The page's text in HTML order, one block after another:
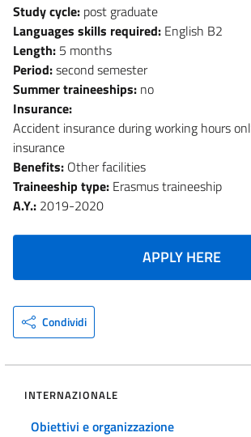
Study cycle: post graduate
Languages skills required: English B2
Length: 5 months
Period:second semester
Summer traineeships: no
Insurance:
Accident insurance during working hours
insurance
Benefits: Other facilities
Traineeship type: Erasmus traineeship
A.Y.: 2019-2020
APPLY HERE
Condividi
INTERNAZIONALE
Obiettivi e organizzazione